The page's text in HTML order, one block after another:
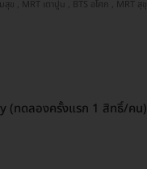
(ทดลองครั้งแรก 1 สิทธิ์/คน